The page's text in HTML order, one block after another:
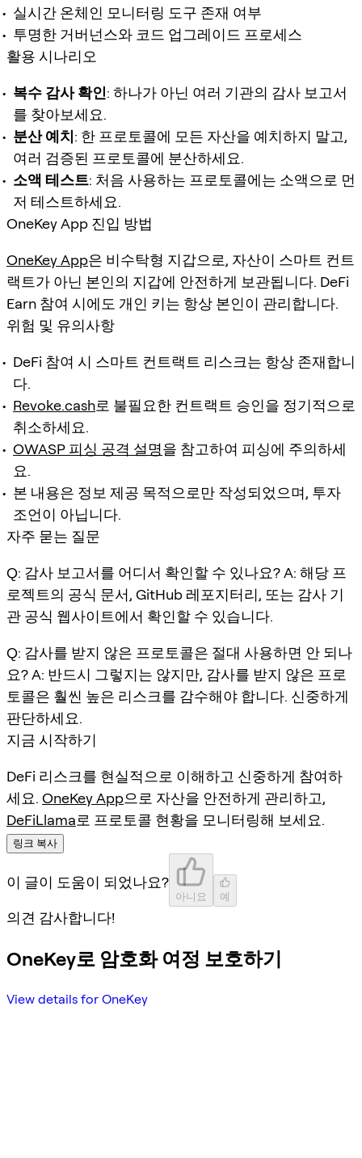
실시간 온체인 모니터링 도구 존재 여부
투명한 거버넌스와 코드 업그레이드 프로세스
활용 시나리오
복수 감사 확인: 하나가 아닌 여러 기관의 감사 보고서
를 찾아보세요.
분산 예치: 한 프로토콜에 모든 자산을 예치하지 말고,
여러 검증된 프로토콜에 분산하세요.
소액 테스트: 처음 사용하는 프로토콜에는 소액으로 먼
저 테스트하세요.
OneKey App 진입 방법
OneKey App은 비수탁형 지갑으로, 자산이 스마트 컨트
랙트가 아닌 본인의 지갑에 안전하게 보관됩니다. DeFi
Earn 참여 시에도 개인 키는 항상 본인이 관리합니다.
위험 및 유의사항
DeFi 참여 시 스마트 컨트랙트 리스크는 항상 존재합니
다.
Revoke.cash로 불필요한 컨트랙트 승인을 정기적으로
취소하세요.
OWASP 피싱 공격 설명을 참고하여 피싱에 주의하세
요.
본 내용은 정보 제공 목적으로만 작성되었으며, 투자
조언이 아닙니다.
자주 묻는 질문
Q: 감사 보고서를 어디서 확인할 수 있나요? A: 해당 프
로젝트의 공식 문서, GitHub 레포지터리, 또는 감사 기
관 공식 웹사이트에서 확인할 수 있습니다.
Q: 감사를 받지 않은 프로토콜은 절대 사용하면 안 되나
요? A: 반드시 그렇지는 않지만, 감사를 받지 않은 프로
토콜은 훨씬 높은 리스크를 감수해야 합니다. 신중하게
판단하세요.
지금 시작하기
DeFi 리스크를 현실적으로 이해하고 신중하게 참여하
세요. OneKey App으로 자산을 안전하게 관리하고,
DeFiLlama로 프로토콜 현황을 모니터링해 보세요.
링크 복사
이 글이 도움이 되었나요?
아니요 예
의견 감사합니다!
OneKey로 암호화 여정 보호하기
View details for OneKey